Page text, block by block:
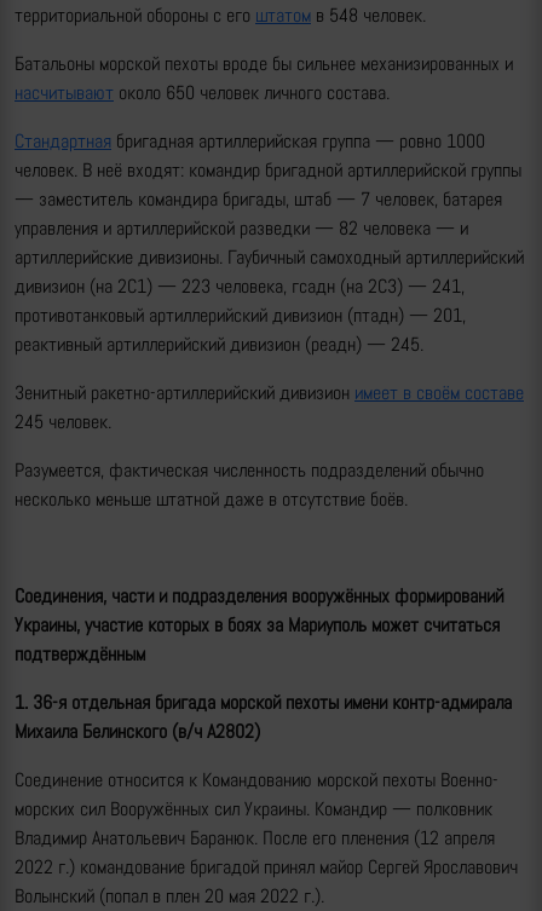
территориальной обороны с его штатом в 548 человек.
Батальоны морской пехоты вроде бы сильнее механизированных и
насчитывают около 650 человек личного состава.
Стандартная бригадная артиллерийская группа — ровно 1000
человек. В неё входят: командир бригадной артиллерийской группы
— заместитель командира бригады, штаб — 7 человек, батарея
управления и артиллерийской разведки — 82 человека — и
артиллерийские дивизионы. Гаубичный самоходный артиллерийский
дивизион (на 2С1) — 223 человека, гсадн (на 2С3) — 241,
противотанковый артиллерийский дивизион (птадн) — 201,
реактивный артиллерийский дивизион (реадн) — 245.
Зенитный ракетно-артиллерийский дивизион имеет в своём составе
245 человек.
Разумеется, фактическая численность подразделений обычно
несколько меньше штатной даже в отсутствие боёв.
Соединения, части и подразделения вооружённых формирований
Украины, участие которых в боях за Мариуполь может считаться
подтверждённым
1. 36-я отдельная бригада морской пехоты имени контр-адмирала
Михаила Белинского (в/ч А2802)
Соединение относится к Командованию морской пехоты Военно-
морских сил Вооружённых сил Украины. Командир — полковник
Владимир Анатольевич Баранюк. После его пленения (12 апреля
2022 г.) командование бригадой принял майор Сергей Ярославович
Волынский (попал в плен 20 мая 2022 г.).